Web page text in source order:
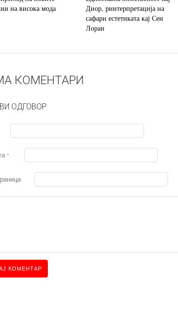
на висока мода
Диор, ринтерпретација на
сафари естетиката кај Сен
Лоран
КОМЕНТАРИ
ОДГОВОР
*